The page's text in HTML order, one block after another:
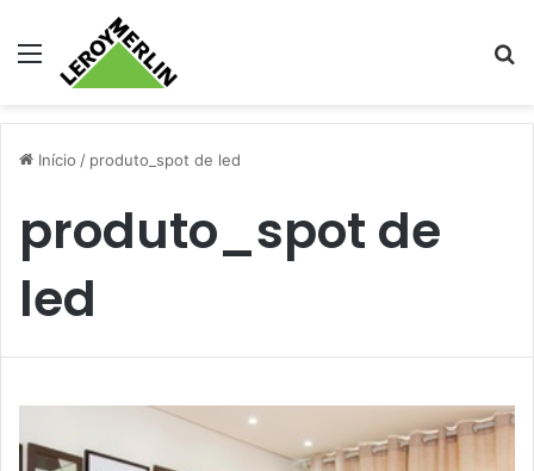
Menu
Início / produto_spot de led
produto_spot de
led